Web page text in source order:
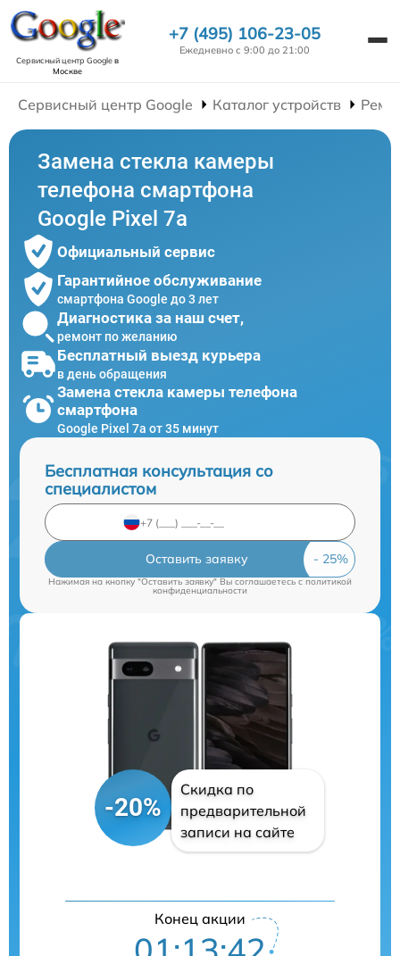
Сервисный центр Googleв
Москве
+7 (495) 106-23-05
Ежедневно с 9:00 до 21:00
Сервисный центр Google Каталог устройств
Замена стекла камеры
телефона смартфона
Google Pixel 7a
Официальный сервис
Гарантийное обслуживание
смартфона Google до 3 лет
Диагностика за наш счет,
ремонт по желанию
Бесплатный выезд курьера
в день обращения
Замена стекла камеры телефона
смартфона
Google Pixel 7a от 35 минут
Бесплатная консультация со
специалистом
Оставить заявку
Нажимая на кнопку "Оставить заявку" Вы соглашаетесь c политикой
конфиденциальности
-20%
Скидка по
предварительной
записи на сайте
Конец акции